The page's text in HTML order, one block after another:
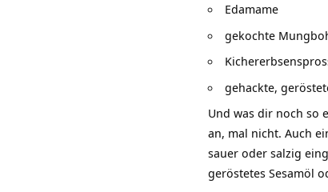
Edamame
gekochte
gehackte,
Und was dir noch so
an, mal nicht. Auch
sauer oder salzig
geröstetes Sesamöl